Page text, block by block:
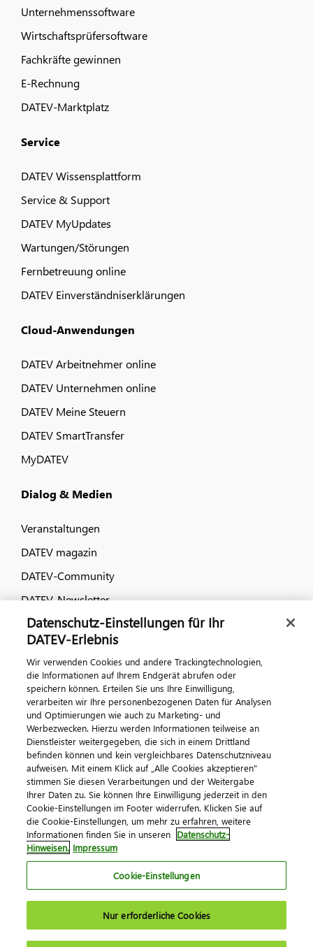
Unternehmenssoftware
Wirtschaftsprüfersoftware
Fachkräfte gewinnen
E-Rechnung
DATEV-Marktplatz
Service
DATEV Wissensplattform
Service & Support
DATEV MyUpdates
Wartungen/Störungen
Fernbetreuung online
DATEV Einverständniserklärungen
Cloud-Anwendungen
DATEV Arbeitnehmer online
DATEV Unternehmen online
DATEV Meine Steuern
DATEV SmartTransfer
MyDATEV
Dialog & Medien
Veranstaltungen
DATEV magazin
DATEV-Community
DATEV-Newsletter
Kontaktieren Sie uns
© 2026 DATEV eG
ImpressumDatenschutzAGB Kontakt
Cookie-Einstellungen
Datenschutz-Einstellungen für Ihr
DATEV-Erlebnis
Wir verwenden Cookies und andere Trackingtechnologien,
die Informationen auf Ihrem Endgerät abrufen oder
speichern können. Erteilen Sie uns Ihre Einwilligung,
verarbeiten wir Ihre personenbezogenen Daten für Analysen
und Optimierungen wie auch zu Marketing- und
Werbezwecken. Hierzu werden Informationen teilweise an
Dienstleister weitergegeben, die sich in einem Drittland
befinden können und kein vergleichbares Datenschutzniveau
aufweisen. Mit einem Klick auf „Alle Cookies akzeptieren"
stimmen Sie diesen Verarbeitungen und der Weitergabe
Ihrer Daten zu. Sie können Ihre Einwilligung jederzeit in den
Cookie-Einstellungen im Footer widerrufen. Klicken Sie auf
die Cookie-Einstellungen, um mehr zu erfahren, weitere
Informationen finden Sie in unseren Datenschutz-
Hinweisen. Impressum
Cookie-Einstellungen
Nur erforderliche Cookies